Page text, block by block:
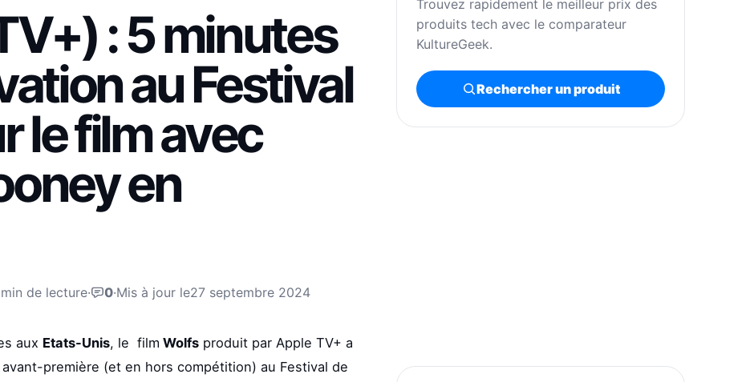
: 5 minutes
au Festival
le film avec
en
min de lecture· 0·Mis à jour le27 septembre 2024
aux Etats-Unis, le film Wolfsproduit par Apple TV+ a
première (et en hors compétition) au Festival de
Trouvez rapidement le meilleur prix des
produits tech avec le comparateur
KultureGeek.
Rechercher un produit